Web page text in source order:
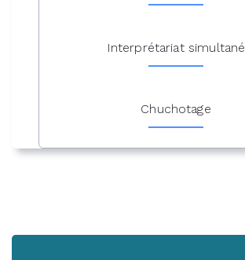
Interprétariat simultané
Chuchotage